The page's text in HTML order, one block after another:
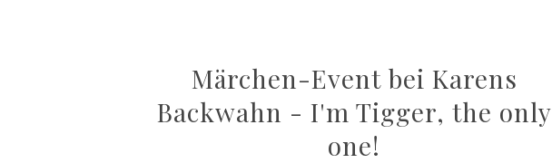
Märchen-Event bei Karens
Backwahn - I'm Tigger, the only
one!